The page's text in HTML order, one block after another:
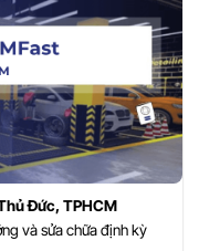
Đức, TPHCM
và sửa chữa định kỳ